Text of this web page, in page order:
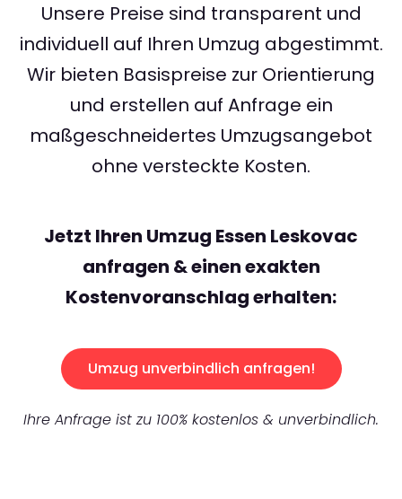
Unsere Preise sind transparent und
individuell auf Ihren Umzug abgestimmt.
Wir bieten Basispreise zur Orientierung
und erstellen auf Anfrage ein
maßgeschneidertes Umzugsangebot
ohne versteckte Kosten.
Jetzt Ihren Umzug Essen Leskovac
anfragen & einen exakten
Kostenvoranschlag erhalten:
Umzug unverbindlich anfragen!
Ihre Anfrage ist zu 100% kostenlos & unverbindlich.